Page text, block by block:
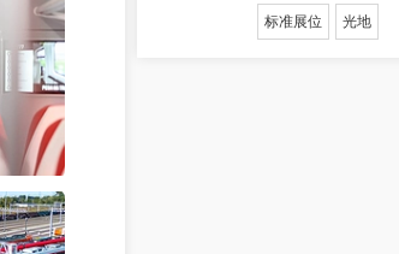
标准展位 光地